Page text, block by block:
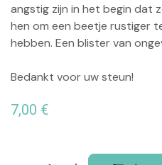
angstig zijn in het begin dat
hen om een beetje rustiger
hebben. Een blister van
Bedankt voor uw steun!
7,00 €